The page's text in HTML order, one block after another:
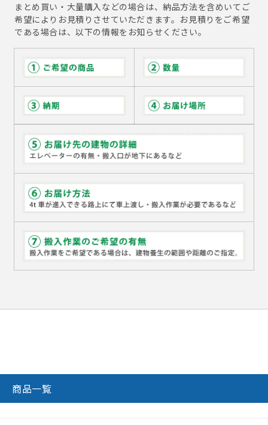
まとめ買い・大量購入などの場合は、納品方法を含めいてご
希望によりお見積りさせていただきます。お見積りをご希望
である場合は、以下の情報をお知らせください。
商品一覧